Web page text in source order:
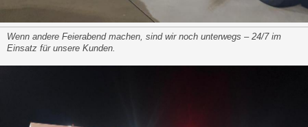
Wenn andere Feierabend machen, sind wir noch unterwegs – 24/7 im
Einsatz für unsere Kunden.